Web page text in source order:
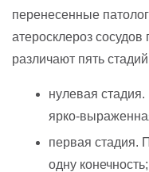
перенесенные
атеросклероз сосудов
различают пять
нулевая стадия.
ярко-
первая стадия.
одну конечность;